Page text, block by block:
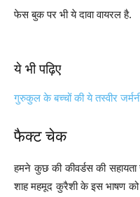
फेस बुक पर भी ये दावा वायरल है.
ये भी पढ़िए
गुरुकुल के बच्चों की ये तस्वीर
फैक्ट चेक
हमने कुछ की कीवर्डस की
शाह महमूद कुरैशी के इस भाषण को